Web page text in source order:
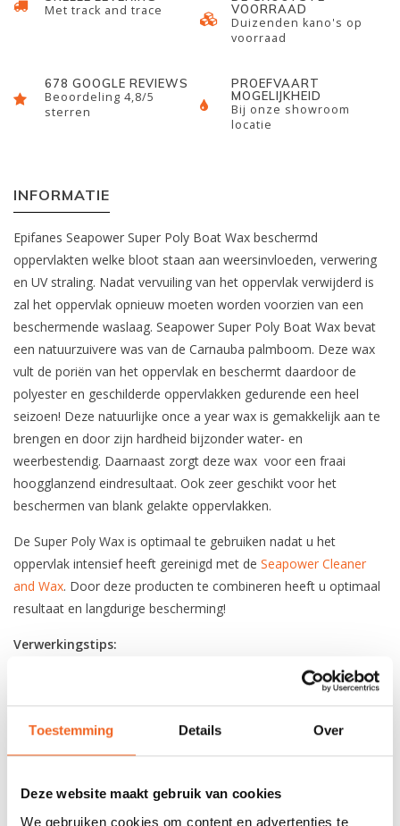
Toestemming Details Over
Deze website maakt gebruik van cookies
We gebruiken cookies om content en advertenties te
Met track and trace
VOORRAAD
Duizenden kano's op
voorraad
678 GOOGLE REVIEWS
Beoordeling 4,8/5
sterren
PROEFVAART
MOGELIJKHEID
Bij onze showroom
locatie
INFORMATIE
Epifanes Seapower Super Poly Boat Wax beschermd
oppervlakten welke bloot staan aan weersinvloeden, verwering
en UV straling. Nadat vervuiling van het oppervlak verwijderd is
zal het oppervlak opnieuw moeten worden voorzien van een
beschermende waslaag. Seapower Super Poly Boat Wax bevat
een natuurzuivere was van de Carnauba palmboom. Deze wax
vult de poriën van het oppervlak en beschermt daardoor de
polyester en geschilderde oppervlakken gedurende een heel
seizoen! Deze natuurlijke once a year wax is gemakkelijk aan te
brengen en door zijn hardheid bijzonder water- en
weerbestendig. Daarnaast zorgt deze wax voor een fraai
hoogglanzend eindresultaat. Ook zeer geschikt voor het
beschermen van blank gelakte oppervlakken.
De Super Poly Wax is optimaal te gebruiken nadat u het
oppervlak intensief heeft gereinigd met de Seapower Cleaner
and Wax. Door deze producten te combineren heeft u optimaal
resultaat en langdurige bescherming!
Verwerkingstips:
Breng slechts een dunne laag aan (een dikke laag
beschermt en glanst niet beter en laat zich
Kan zowel op een droog als vochtig oppervlak
op het te behandelen oppervlak.
Laat de was goed opdrogen alvorens met
uitwrijven te beginnen.